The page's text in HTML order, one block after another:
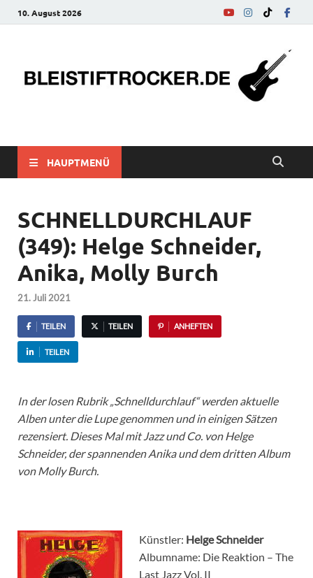
10. August 2026
bleistiftrocker.de
HAUPTMENÜ
SCHNELLDURCHLAUF
(349): Helge Schneider,
Anika, Molly Burch
21. Juli 2021
TEILEN TEILEN ANHEFTEN
TEILEN
In der losen Rubrik „Schnelldurchlauf“ werden aktuelle
Alben unter die Lupe genommen und in einigen Sätzen
rezensiert. Dieses Mal mit Jazz und Co. von Helge
Schneider, der spannenden Anika und dem dritten Album
von Molly Burch.
Künstler: Helge Schneider
Albumname: Die Reaktion – The
Last Jazz Vol. II